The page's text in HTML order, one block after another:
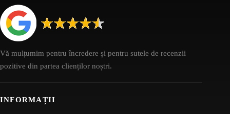
Vă mulțumim pentru încredere și pentru sutele de recenzii
pozitive din partea clienților noștri.
INFORMAȚII